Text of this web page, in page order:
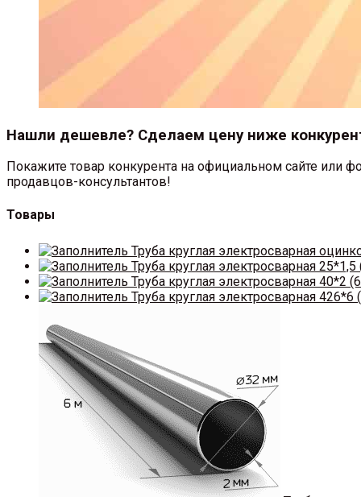
Нашли дешевле? Сделаем цену ниже
Покажите товар конкурента на официальном сайте или
продавцов-консультантов!
Товары
Труба круглая электросварная
Труба круглая электросварная
Труба круглая электросварная 40*2
Труба круглая электросварная 426*6